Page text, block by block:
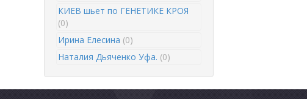
КИЕВ шьет по ГЕНЕТИКЕ КРОЯ
(0)
Ирина Елесина (0)
Наталия Дьяченко Уфа. (0)